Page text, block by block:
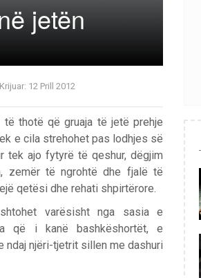
jetën
Krijuar: 12 Prill 2012
të thotë që gruaja të jetë prehje
e cila strehohet pas lodhjes së
tek ajo fytyrë të qeshur, dëgjim
zemër të ngrohtë dhe fjalë të
qetësi dhe rehati shpirtërore.
varësisht nga sasia e
që i kanë bashkëshortët, e
ndaj njëri-tjetrit sillen me dashuri